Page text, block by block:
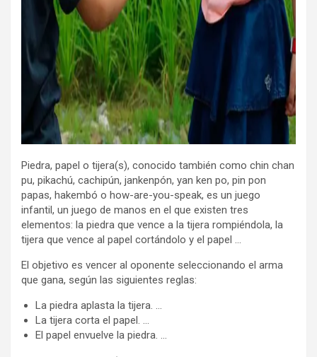
Piedra, papel o tijera(s), conocido también como chin chan
pu, pikachú, cachipún, jankenpón, yan ken po, pin pon
papas, hakembó o how-are-you-speak, es un juego
infantil, un juego de manos en el que existen tres
elementos: la piedra que vence a la tijera rompiéndola, la
tijera que vence al papel cortándolo y el papel …
El objetivo es vencer al oponente seleccionando el arma
que gana, según las siguientes reglas:
La piedra aplasta la tijera. …
La tijera corta el papel. …
El papel envuelve la piedra. …